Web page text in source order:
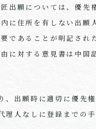
出願については、優先
に住所を有しない出願
であることが明記され
に対する意見書は中
、出願時に適切に優先
理人なしに登録までの